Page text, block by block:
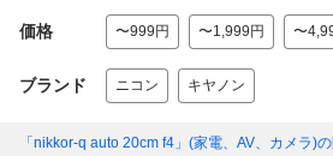
価格 〜999円 〜1,999円 〜
ブランド ニコン キヤノン
「nikkor-q auto 20cm f4」(家電、AV、カメラ)